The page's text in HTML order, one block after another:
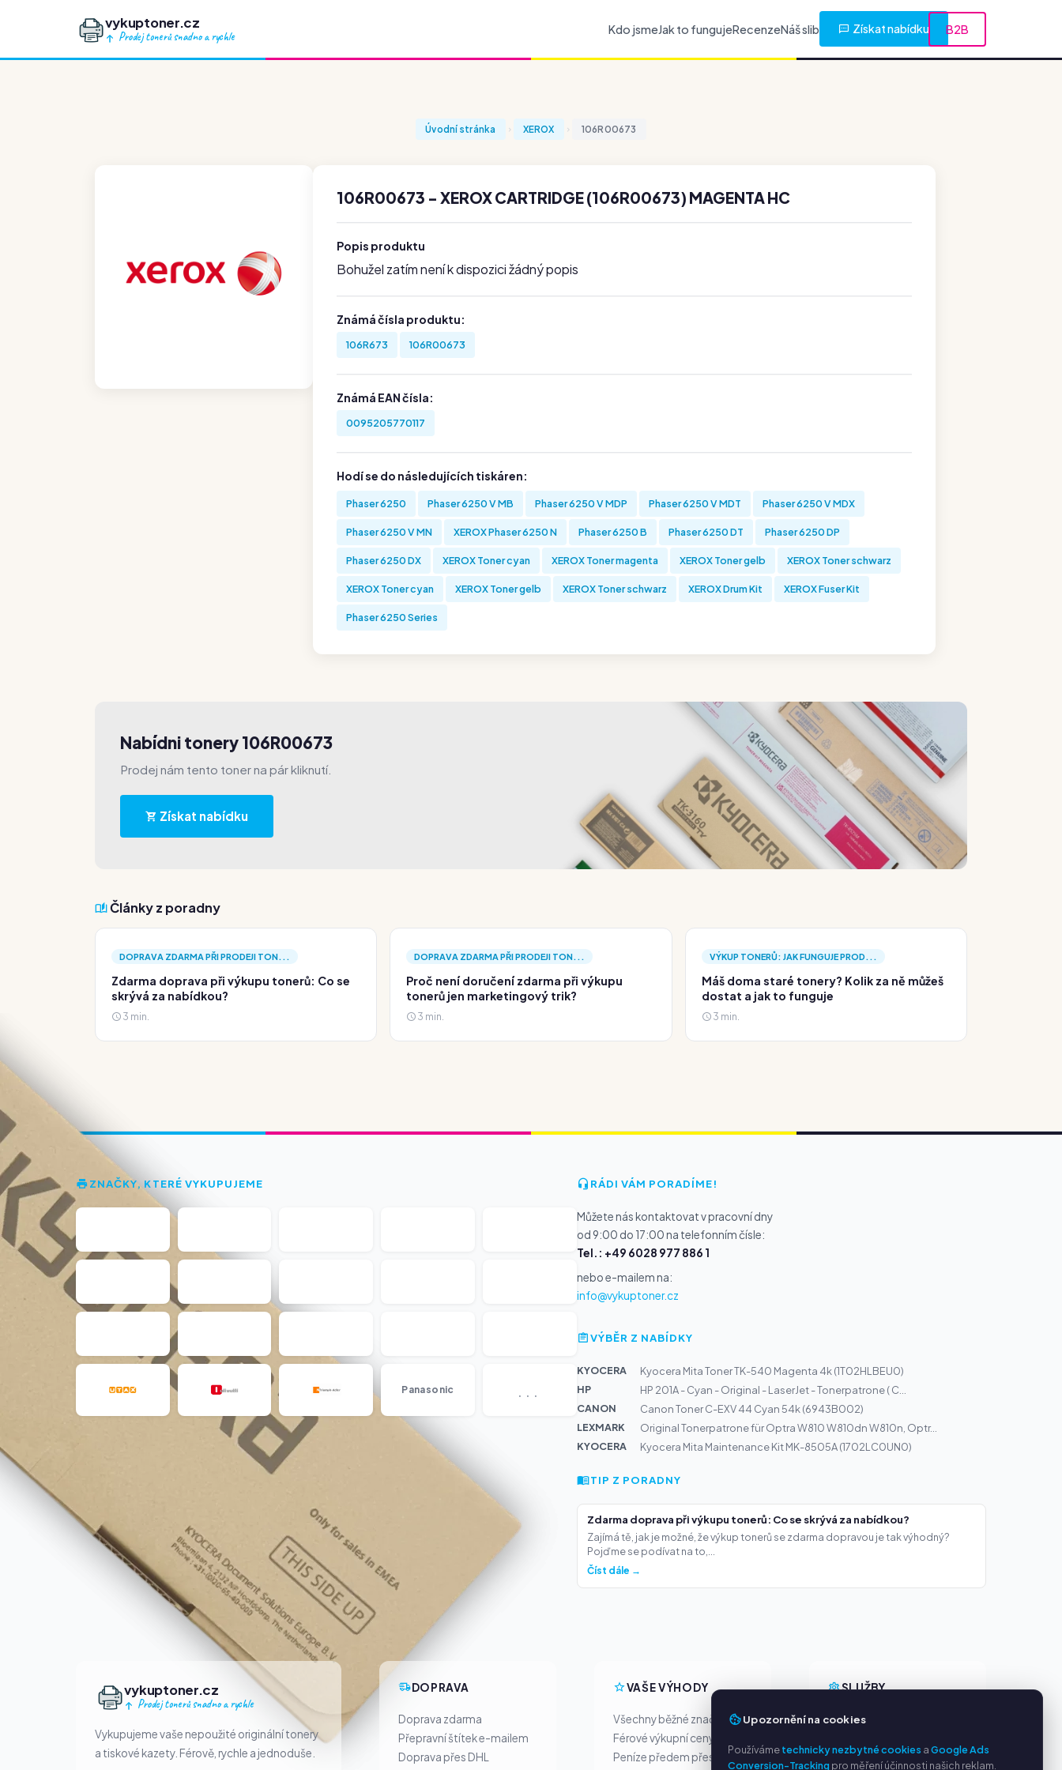
vykuptoner.cz
Prodej tonerů snadno a rychle
Kdo jsmeJak to fungujeRecenzeNáš slib Získat nabídku B2B
Úvodní stránka XEROX 106R00673
106R00673 - XEROX CARTRIDGE (106R00673) MAGENTA HC
Popis produktu
Bohužel zatím není k dispozici žádný popis
Známá čísla produktu:
106R673 106R00673
Známá EAN čísla:
0095205770117
Hodí se do následujících tiskáren:
Phaser 6250 Phaser 6250 V MB Phaser 6250 V MDP Phaser 6250 V MDT Phaser 6250 V MDX
Phaser 6250 V MN XEROX Phaser 6250 N Phaser 6250 B Phaser 6250 DT Phaser 6250 DP
Phaser 6250 DX XEROX Toner cyan XEROX Toner magenta XEROX Toner gelb XEROX Toner schwarz
XEROX Toner cyan XEROX Toner gelb XEROX Toner schwarz XEROX Drum Kit XEROX Fuser Kit
Phaser 6250 Series
Nabídni tonery 106R00673
Prodej nám tento toner na pár kliknutí.
Získat nabídku
Články z poradny
DOPRAVA ZDARMA PŘI PRODEJI TON...
Zdarma doprava při výkupu tonerů: Co se
skrývá za nabídkou?
3 min.
DOPRAVA ZDARMA PŘI PRODEJI TON...
Proč není doručení zdarma při výkupu
tonerů jen marketingový trik?
3 min.
VÝKUP TONERŮ: JAK FUNGUJE PROD...
Máš doma staré tonery? Kolik za ně můžeš
dostat a jak to funguje
3 min.
ZNAČKY, KTERÉ VYKUPUJEME
Panasonic ...
RÁDI VÁM PORADÍME!
Můžete nás kontaktovat v pracovní dny
od 9:00 do 17:00 na telefonním čísle:
Tel.: +49 6028 977 886 1
nebo e-mailem na:
info@vykuptoner.cz
VÝBĚR Z NABÍDKY
KYOCERA
Kyocera Mita Toner TK-540 Magenta 4k (1T02HLBEU0)
HP
HP 201A - Cyan - Original - LaserJet - Tonerpatrone ( C...
CANON
Canon Toner C-EXV 44 Cyan 54k (6943B002)
LEXMARK
Original Tonerpatrone für Optra W810 W810dn W810n, Optr...
KYOCERA
Kyocera Mita Maintenance Kit MK-8505A (1702LC0UN0)
TIP Z PORADNY
Zdarma doprava při výkupu tonerů: Co se skrývá za nabídkou?
Zajímá tě, jak je možné, že výkup tonerů se zdarma dopravou je tak výhodný?
Pojďme se podívat na to,...
Číst dále →
vykuptoner.cz
Prodej tonerů snadno a rychle
Vykupujeme vaše nepoužité originální tonery
a tiskové kazety. Férově, rychle a jednoduše.
DOPRAVA
Doprava zdarma
Přepravní štítek e-mailem
Doprava přes DHL
VAŠE VÝHODY
Všechny běžné značky
Férové výkupní ceny
Peníze předem přes PayPal
SLUŽBY
O nás
Kontakt / Právní informace
Upozornění na cookies
Používámetechnicky nezbytné cookies aGoogle Ads
Conversion-Trackingpro měření účinnosti našich reklam.